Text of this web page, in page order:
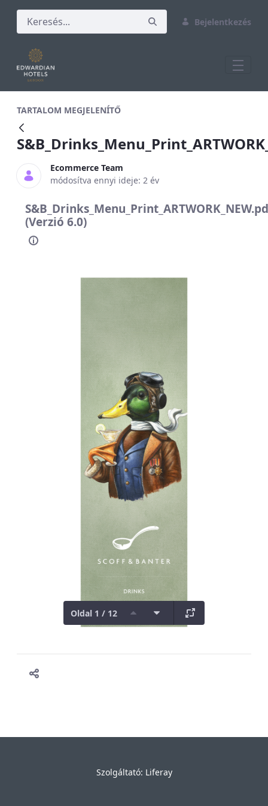
Bejelentkezés
TARTALOM MEGJELENÍTŐ
Ecommerce Team
módosítva ennyi ideje: 2 év
(Verzió 6.0)
Oldal 1 / 12
Szolgáltató: Liferay